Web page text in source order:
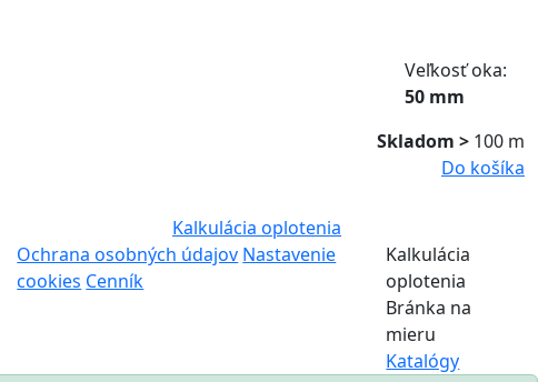
Veľkosť oka:
50 mm
Skladom > 100 m
Do košíka
Kalkulácia oplotenia
Ochrana osobných údajov Nastavenie
cookies Cenník
Kalkulácia
oplotenia
Bránka na
mieru
Katalógy